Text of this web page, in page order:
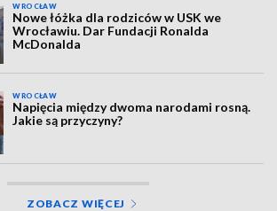
WROCŁAW
Nowe łóżka dla rodziców w USK we
Wrocławiu. Dar Fundacji Ronalda
McDonalda
WROCŁAW
Napięcia między dwoma narodami rosną.
Jakie są przyczyny?
ZOBACZ WIĘCEJ